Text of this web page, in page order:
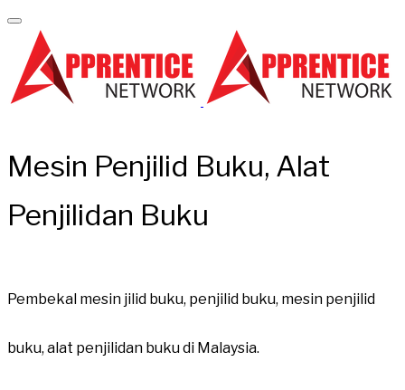
Mesin Penjilid Buku, Alat
Penjilidan Buku
​Pembekal mesin jilid buku, penjilid buku, mesin penjilid
buku, alat penjilidan buku di Malaysia.